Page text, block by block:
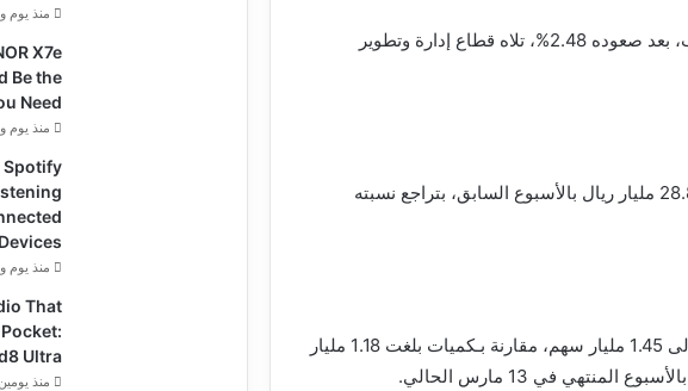
وشهدت بقية القطاعات أداءً إيجابياً، وتصدر قطاع التأمين المكاسب، بعد صعوده 2.48%، تلاه قطاع إدارة وتطوير
وتراجعت قيم التداول بشكل هامشي إلى 28.6 مليار ريال، مقابل 28.8 مليار ريال بالأسبوع السابق، بتراجع نسبته
وسجلت كميات التداول الأسبوعية ارتفاعاً نسبته 22.86%، لتصل إلى 1.45 مليار سهم، مقارنة بـكميات بلغت 1.18 مليار
منذ يوم
X7e
Be the
Need
منذ يوم
Spotify
Devices
منذ يوم
That
Ultra
منذ يومين